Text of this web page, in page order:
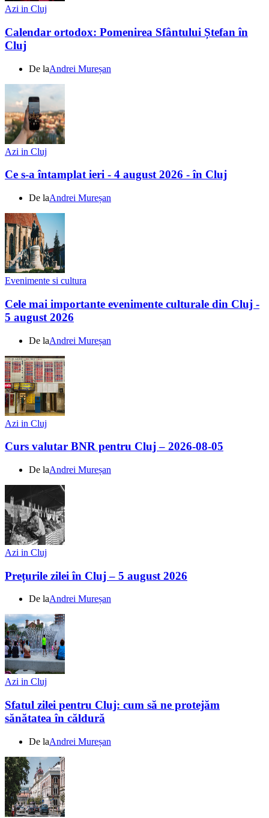
Azi in Cluj
Calendar ortodox: Pomenirea Sfântului Ștefan în
Cluj
De laAndrei Mureșan
Azi in Cluj
Ce s-a întamplat ieri - 4 august 2026 - în Cluj
De laAndrei Mureșan
Evenimente si cultura
Cele mai importante evenimente culturale din Cluj -
5 august 2026
De laAndrei Mureșan
Azi in Cluj
Curs valutar BNR pentru Cluj – 2026-08-05
De laAndrei Mureșan
Azi in Cluj
Prețurile zilei în Cluj – 5 august 2026
De laAndrei Mureșan
Azi in Cluj
Sfatul zilei pentru Cluj: cum să ne protejăm
sănătatea în căldură
De laAndrei Mureșan